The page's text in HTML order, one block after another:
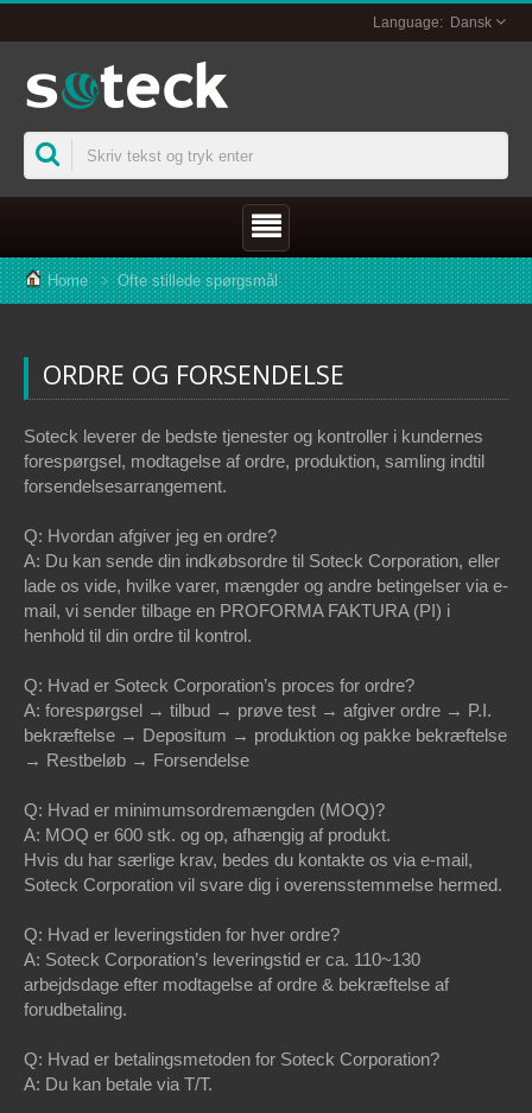
Dansk
Home Ofte stillede spørgsmål
ORDRE OG FORSENDELSE
Soteck leverer de bedste tjenester og kontroller i kundernes
forespørgsel, modtagelse af ordre, produktion, samling indtil
forsendelsesarrangement.
Q: Hvordan afgiver jeg en ordre?
A: Du kan sende din indkøbsordre til Soteck Corporation, eller
lade os vide, hvilke varer, mængder og andre betingelser via e-
mail, vi sender tilbage en PROFORMA FAKTURA (PI) i
henhold til din ordre til kontrol.
Q: Hvad er Soteck Corporation’s proces for ordre?
A: forespørgsel → tilbud → prøve test → afgiver ordre → P.I.
bekræftelse → Depositum → produktion og pakke bekræftelse
→ Restbeløb → Forsendelse
Q: Hvad er minimumsordremængden (MOQ)?
A: MOQ er 600 stk. og op, afhængig af produkt.
Hvis du har særlige krav, bedes du kontakte os via e-mail,
Soteck Corporation vil svare dig i overensstemmelse hermed.
Q: Hvad er leveringstiden for hver ordre?
A: Soteck Corporation’s leveringstid er ca. 110~130
arbejdsdage efter modtagelse af ordre & bekræftelse af
forudbetaling.
Q: Hvad er betalingsmetoden for Soteck Corporation?
A: Du kan betale via T/T.